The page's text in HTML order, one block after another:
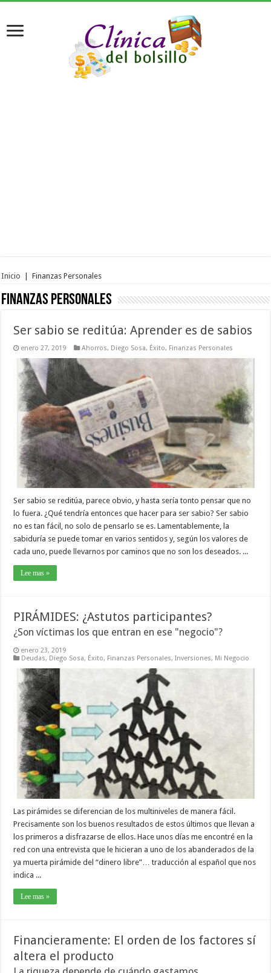
Inicio | Finanzas Personales
Finanzas Personales
Ser sabio se reditúa: Aprender es de sabios
enero 27, 2019 Ahorros, Diego Sosa, Éxito, Finanzas Personales
Ser sabio se reditúa, parece obvio, y hasta sería tonto pensar que no
lo fuera. ¿Qué tendría entonces que hacer para ser sabio? Ser sabio
no es tan fácil, no solo de pensarlo se es. Lamentablemente, la
sabiduría se puede tomar en varios sentidos y, según los valores de
cada uno, puede llevarnos por caminos que no son los deseados. ...
Lee mas »
PIRÁMIDES: ¿Astutos participantes?
¿Son víctimas los que entran en ese "negocio"?
enero 23, 2019
Deudas, Diego Sosa, Éxito, Finanzas Personales,Inversiones, Mi Negocio
Las pirámides se diferencian de los multiniveles de manera fácil.
Precisamente son los buenos resultados de estos últimos que llevan a
los primeros a disfrazarse de ellos. Hace unos días me encontré en la
red con una entrevista que le hicieran a uno de los abanderados de la
ya muerta pirámide del “dinero libre”… traducción al español que nos
indica ...
Lee mas »
Financieramente: El orden de los factores sí
altera el producto